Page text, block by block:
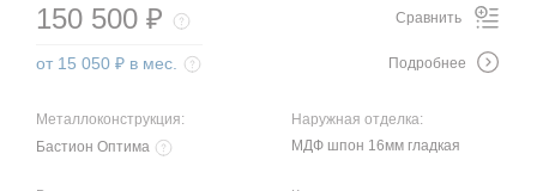
Металлоконструкция:
Бастион Оптима
Наружная отделка:
МДФ шпон 16мм гладкая
150 500 ₽
от 15 050 ₽ в мес.
Сравнить
Подробнее